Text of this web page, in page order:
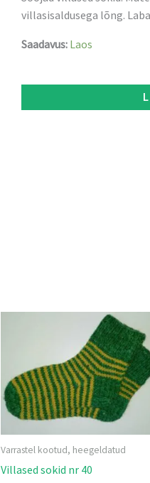
villasisaldusega lõng.
Saadavus: Laos
Varrastel kootud, heegeldatud
Villased sokid nr 40